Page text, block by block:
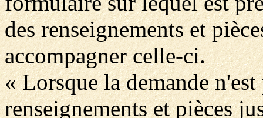
des renseignements et
accompagner celle-ci.
« Lorsque la demande
renseignements et pièces